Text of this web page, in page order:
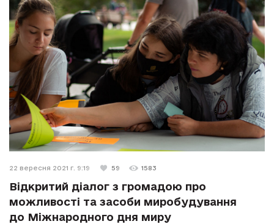
22 вересня 2021 г. 9:19 59 1583
Відкритий діалог з громадою про
можливості та засоби миробудування
до Міжнародного дня миру